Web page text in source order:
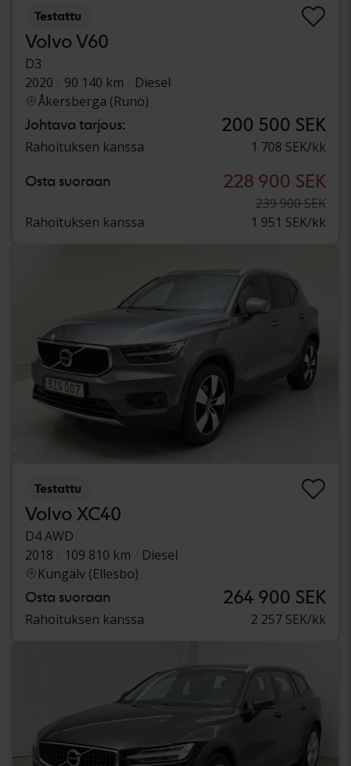
Testattu
Volvo V60
D3
2020
90 140 km
Diesel
Åkersberga (Runö)
Johtava tarjous: 200 500 SEK
Rahoituksen kanssa 1 708 SEK/kk
Osta suoraan 228 900 SEK
239 900 SEK
Rahoituksen kanssa
1 951 SEK/kk
Testattu
Volvo XC40
D4 AWD
2018
109 810 km
Diesel
Kungälv (Ellesbo)
Osta suoraan 264 900 SEK
Rahoituksen kanssa 2 257 SEK/kk